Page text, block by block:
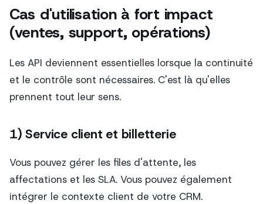
Cas d'utilisation à fort impact
(ventes, support, opérations)
Les API deviennent essentielles lorsque la continuité
et le contrôle sont nécessaires. C'est là qu'elles
prennent tout leur sens.
1) Service client et billetterie
Vous pouvez gérer les files d'attente, les
affectations et les SLA. Vous pouvez également
intégrer le contexte client de votre CRM.